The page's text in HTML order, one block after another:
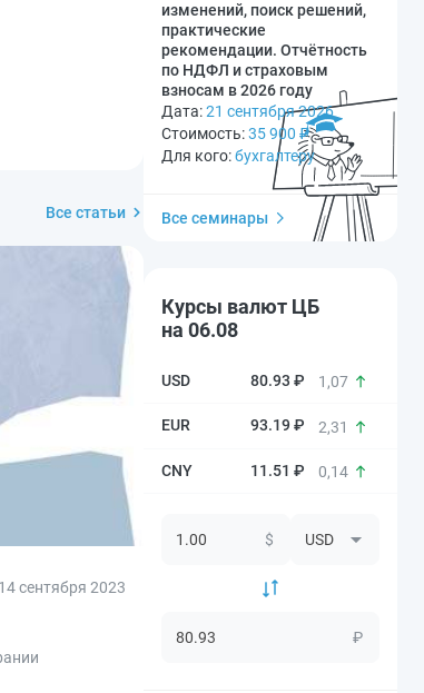
Все статьи
14 сентября 2023
изменений, поиск решений,
практические
рекомендации. Отчётность
по НДФЛ и страховым
взносам в 2026 году
Дата:21 сентября 2026
Стоимость:35 900 ₽
Для кого:бухгалтеру
Все семинары
Курсы валют ЦБ
на 06.08
80.93 ₽ 1,07
93.19 ₽ 2,31
11.51 ₽ 0,14
$
₽